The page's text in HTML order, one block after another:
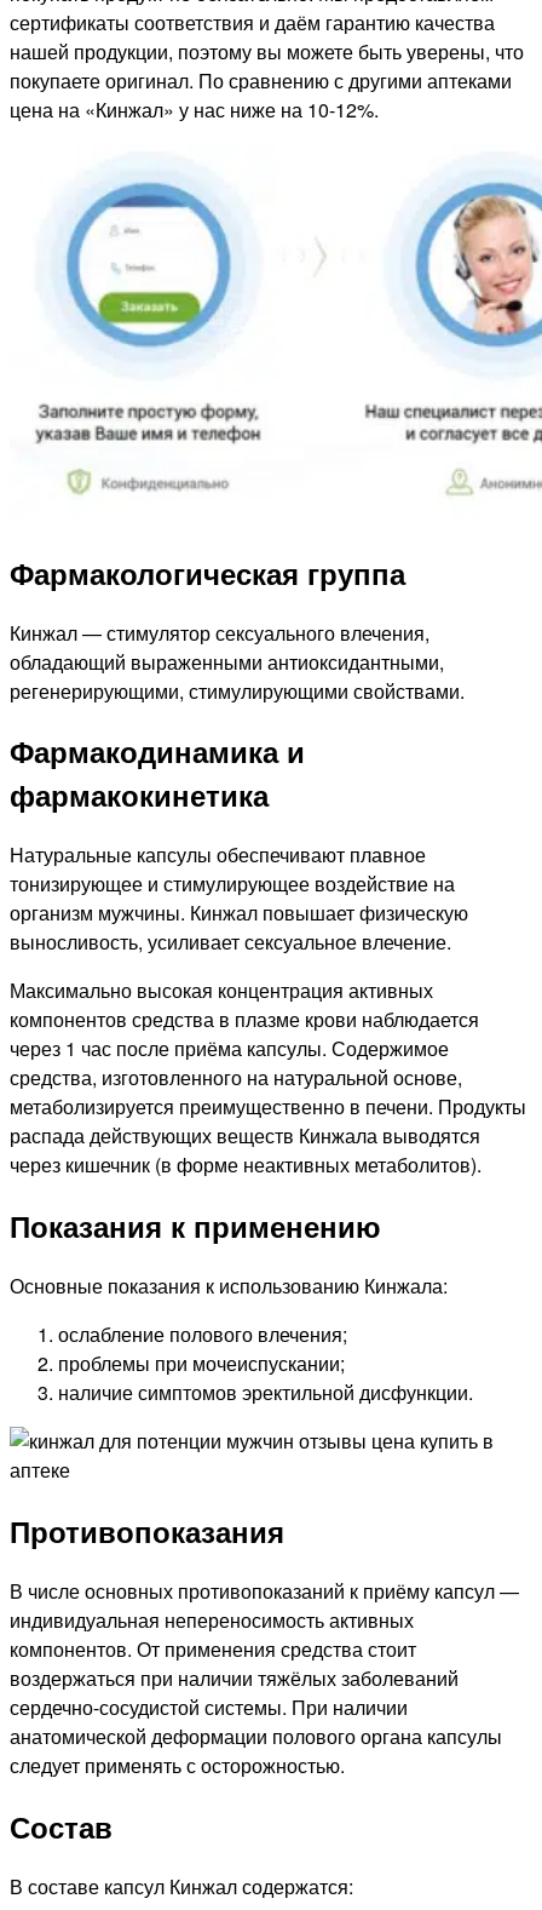
сертификаты соответствия и даём гарантию качества
нашей продукции, поэтому вы можете быть уверены, что
покупаете оригинал. По сравнению с другими аптеками
цена на «Кинжал» у нас ниже на 10-12%.
Фармакологическая группа
Кинжал — стимулятор сексуального влечения,
обладающий выраженными антиоксидантными,
регенерирующими, стимулирующими свойствами.
Фармакодинамика и
фармакокинетика
Натуральные капсулы обеспечивают плавное
тонизирующее и стимулирующее воздействие на
организм мужчины. Кинжал повышает физическую
выносливость, усиливает сексуальное влечение.
Максимально высокая концентрация активных
компонентов средства в плазме крови наблюдается
через 1 час после приёма капсулы. Содержимое
средства, изготовленного на натуральной основе,
метаболизируется преимущественно в печени. Продукты
распада действующих веществ Кинжала выводятся
через кишечник (в форме неактивных метаболитов).
Показания к применению
Основные показания к использованию Кинжала:
ослабление полового влечения;
проблемы при мочеиспускании;
наличие симптомов эректильной дисфункции.
Противопоказания
В числе основных противопоказаний к приёму капсул —
индивидуальная непереносимость активных
компонентов. От применения средства стоит
воздержаться при наличии тяжёлых заболеваний
сердечно-сосудистой системы. При наличии
анатомической деформации полового органа капсулы
следует применять с осторожностью.
Состав
В составе капсул Кинжал содержатся: